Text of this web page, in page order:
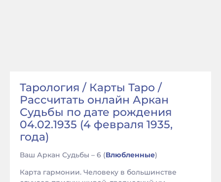
Тарология / Карты Таро /
Рассчитать онлайн Аркан
Судьбы по дате рождения
04.02.1935 (4 февраля 1935,
года)
Ваш Аркан Судьбы – 6 (Влюбленные)
Карта гармонии. Человеку в большинстве